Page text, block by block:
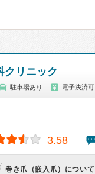
クリニック
駐車場あり 電子決済可
3.58
巻き爪（嵌入爪）について